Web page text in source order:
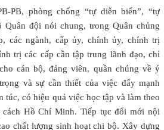
PB, phòng chống “tự diễn biến”, “tự
Quân đội nói chung, trong Quân chủng
các ngành, cấp ủy, chính ủy, chính trị
trị các cấp cần tập trung lãnh đạo, chỉ
cán bộ, đảng viên, quần chúng về ý
và sự cần thiết của việc đẩy mạnh
túc, có hiệu quả việc học tập và làm theo
cách Hồ Chí Minh. Tiếp tục đổi mới nội
chất lượng sinh hoạt chi bộ. Xây dựng